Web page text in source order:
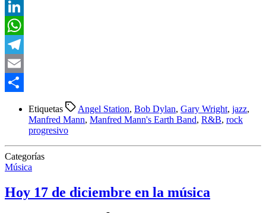
Twitter
LinkedIn
WhatsApp
Telegram
Email
Etiquetas Angel Station, Bob Dylan, Gary Wright, jazz,
Manfred Mann, Manfred Mann's Earth Band, R&B, rock
progresivo
Categorías
Música
Hoy 17 de diciembre en la música